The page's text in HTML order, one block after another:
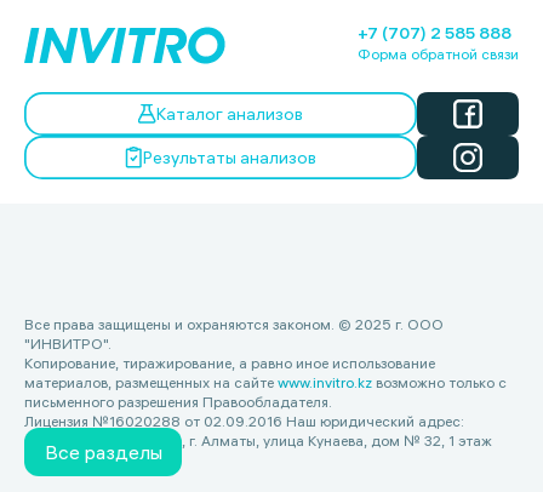
Все разделы
+7 (707) 2 585 888
Форма обратной связи
Каталог анализов
Результаты анализов
Все права защищены и охраняются законом. © 2025 г. ООО
"ИНВИТРО".
Копирование, тиражирование, а равно иное использование
материалов, размещенных на сайте www.invitro.kz возможно только с
письменного разрешения Правообладателя.
Лицензия №16020288 от 02.09.2016 Наш юридический адрес:
Республика Казахстан, г. Алматы, улица Кунаева, дом № 32, 1 этаж